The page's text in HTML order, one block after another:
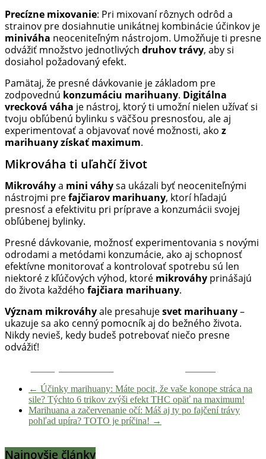
Precízne mixovanie: Pri mixovaní rôznych odrôd a
strainov pre dosiahnutie unikátnej kombinácie účinkov je
miniváha neoceniteľným nástrojom. Umožňuje ti presne
odvážiť množstvo jednotlivých druhov trávy, aby si
dosiahol požadovaný efekt.
Pamätaj, že presné dávkovanie je základom pre
zodpovednú konzumáciu marihuany. Digitálna
vrecková váha je nástroj, ktorý ti umožní nielen užívať si
tvoju obľúbenú bylinku s väčšou presnosťou, ale aj
experimentovať a objavovať nové možnosti, ako z
marihuany získať maximum.
Mikrováha ti uľahčí život
Mikrováhya mini váhysa ukázali byť neoceniteľnými
nástrojmi prefajčiarov marihuany, ktorí hľadajú
presnosť a efektivitu pri príprave a konzumácii svojej
obľúbenej bylinky.
Presné dávkovanie, možnosť experimentovania s novými
odrodami a metódami konzumácie, ako aj schopnosť
efektívne monitorovať a kontrolovať spotrebu sú len
niektoré z kľúčových výhod, ktoré mikrováhy prinášajú
do života každého fajčiara marihuany.
Význam mikrováhyale presahujesvet marihuany–
ukazuje sa ako cenný pomocník aj do bežného života.
Nikdy nevieš, kedy budeš potrebovať niečo presne
odvážiť!
← Účinky marihuany: Máte pocit, že vaše konope stráca na
sile? Týchto 6 trikov zvýši efekt THC opäť na maximum!
Marihuana a začervenanie očí: Máš aj ty po fajčení trávy
pohľad upíra? TOTO je príčina! →
Najnovšie články